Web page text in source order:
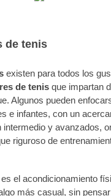
de tenis
existen para todos los
de tenis que impartan
Algunos pueden
e infantes, con un
y avanzados,
riguroso de
el acondicionamiento
más casual, sin